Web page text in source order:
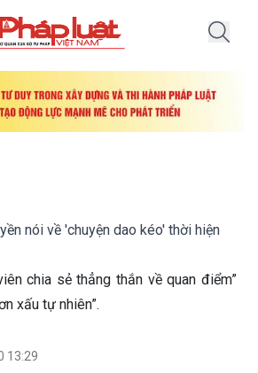
nói về 'chuyện dao kéo' thời hiện
chia sẻ thẳng thắn về quan điểm”
xấu tự nhiên”.
13:29